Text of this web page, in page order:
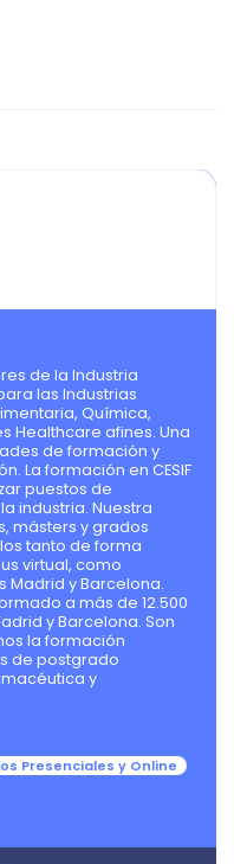
de la Industria
las Industrias
Química,
Healthcare afines. Una
de formación y
La formación en CESIF
puestos de
industria. Nuestra
másters y grados
tanto de forma
virtual, como
Madrid y Barcelona.
a más de 12.500
y Barcelona. Son
la formación
de postgrado
y
Presenciales y Online